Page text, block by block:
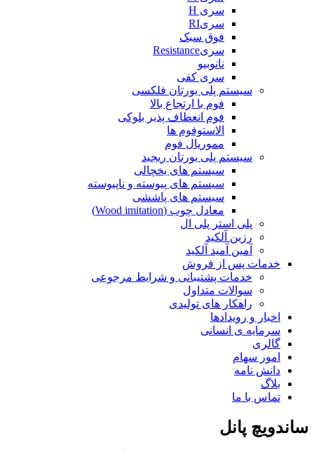
سری H
سریRI
فوق سبک
سریResistance
نانوبیو
سری کفی
سیستم پلی یورتان فلکسی
فوم با ارتجاع بالا
فوم انعطاف پذیر بلوکی
الاستوفوم ها
مموریال فوم
سیستم پلی یورتان ریجید
سیستم های یخچالی
سیستم های پیوسته و ناپیوسته
سیستم های پاششی
معادل چوب (Wood imitation)
پلی استر پلی ال
رزین آلکید
آمین آمید آلکید
خدمات پس از فروش
خدمات پشتیبانی و شرایط مرجوعی
سوالات متداول
راهکار های تولیدی
اخبار و رویدادها
سرمایه ی انسانی
گالری
امور سهام
دانش نامه
بلاگ
تماس با ما
ساندویچ پانل